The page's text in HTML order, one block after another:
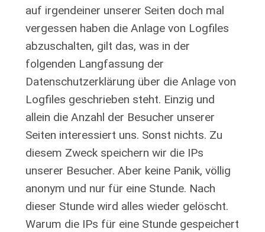
auf irgendeiner unserer Seiten doch mal
vergessen haben die Anlage von Logfiles
abzuschalten, gilt das, was in der
folgenden Langfassung der
Datenschutzerklärung über die Anlage von
Logfiles geschrieben steht. Einzig und
allein die Anzahl der Besucher unserer
Seiten interessiert uns. Sonst nichts. Zu
diesem Zweck speichern wir die IPs
unserer Besucher. Aber keine Panik, völlig
anonym und nur für eine Stunde. Nach
dieser Stunde wird alles wieder gelöscht.
Warum die IPs für eine Stunde gespeichert